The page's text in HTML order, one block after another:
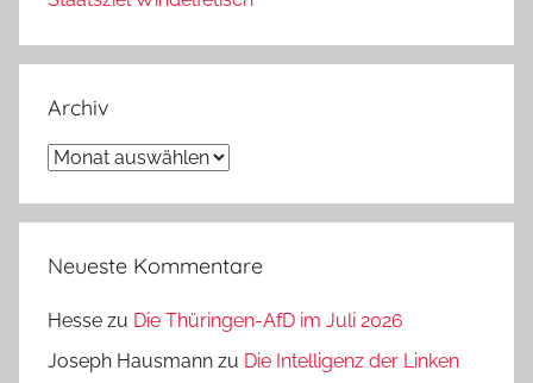
Archiv
Archiv
Neueste Kommentare
Hesse zu Die Thüringen-AfD im Juli 2026
Joseph Hausmann zu Die Intelligenz der Linken